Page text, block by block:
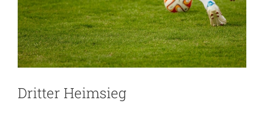
Dritter Heimsieg